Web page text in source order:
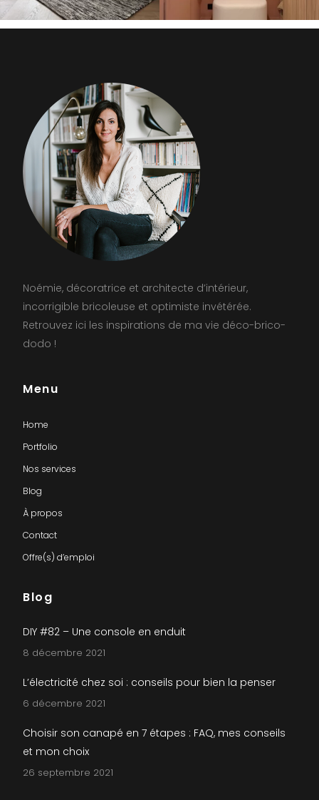
Noémie, décoratrice et architecte d’intérieur,
incorrigible bricoleuse et optimiste invétérée.
Retrouvez ici les inspirations de ma vie déco-brico-
dodo !
Menu
Home
Portfolio
Nos services
Blog
À propos
Contact
Offre(s) d’emploi
Blog
DIY #82 – Une console en enduit
8 décembre 2021
L’électricité chez soi : conseils pour bien la penser
6 décembre 2021
Choisir son canapé en 7 étapes : FAQ, mes conseils
et mon choix
26 septembre 2021